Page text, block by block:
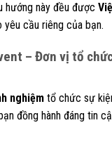
hướng này đều được
yêu cầu riêng của bạn.
– Đơn vị tổ
nghiệm tổ chức sự
đồng hành đáng tin